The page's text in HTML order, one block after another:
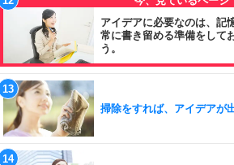
アイデアに必要なのは、記
常に書き留める準備をして
う。
掃除をすれば、アイデアが